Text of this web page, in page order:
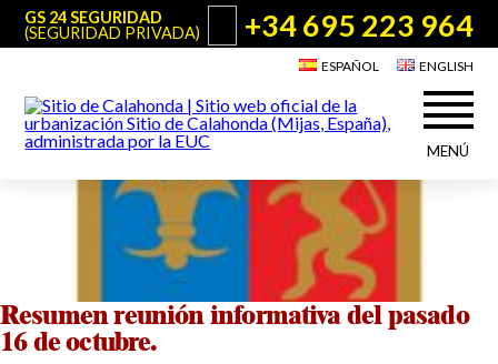
GS 24 SEGURIDAD
(SEGURIDAD PRIVADA)
+34 695 223 964
ESPAÑOL ENGLISH
MENÚ
Acerca de Sitio de Calahonda
Quiénes somos
Junta Directiva
Servicios de la EUC
Estatutos
Actuaciones
Utilidades para Residentes y Visitantes
Sitio de Calahonda, Calle Monte Paraíso, 6, 29649 Mijas Costa.
Todos los derechos reservados. Diseño y desarrollo:
Resumen reunión informativa del pasado
16 de octubre.